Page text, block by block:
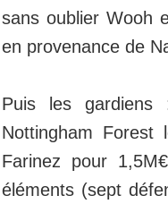
sans oublier Wooh
en provenance de
Puis les
Nottingham Forest
Farinez pour
éléments (sept